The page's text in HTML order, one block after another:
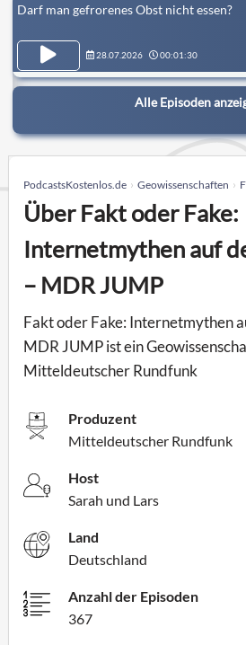
Darf man gefrorenes Obst nicht essen?
28.07.2026 00:01:30
Alle Episoden
PodcastsKostenlos.de Geowissenschaften
Über Fakt oder Fake:
Internetmythen auf
– MDR JUMP
Fakt oder Fake: Internetmythen
MDR JUMP ist ein
Mitteldeutscher Rundfunk
Produzent
Mitteldeutscher Rundfunk
Host
Sarah und Lars
Land
Deutschland
Anzahl der Episoden
367